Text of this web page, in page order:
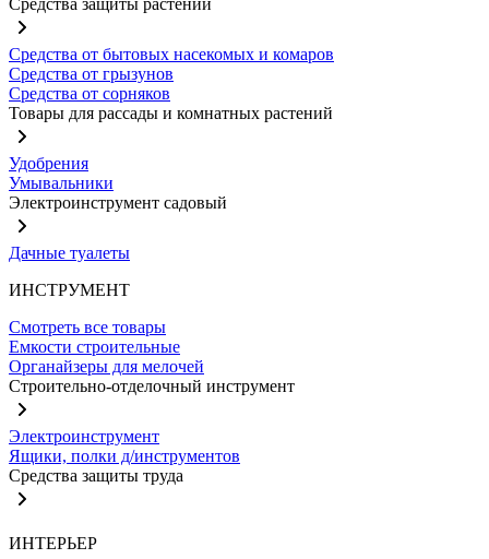
Средства защиты растений
Средства от бытовых насекомых и комаров
Средства от грызунов
Средства от сорняков
Товары для рассады и комнатных растений
Удобрения
Умывальники
Электроинструмент садовый
Дачные туалеты
ИНСТРУМЕНТ
Смотреть все товары
Емкости строительные
Органайзеры для мелочей
Строительно-отделочный инструмент
Электроинструмент
Ящики, полки д/инструментов
Средства защиты труда
ИНТЕРЬЕР